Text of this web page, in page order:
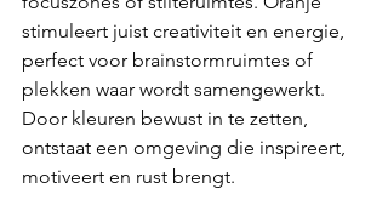
stimuleert juist creativiteit en energie,
perfect voor brainstormruimtes of
plekken waar wordt samengewerkt.
Door kleuren bewust in te zetten,
ontstaat een omgeving die inspireert,
motiveert en rust brengt.